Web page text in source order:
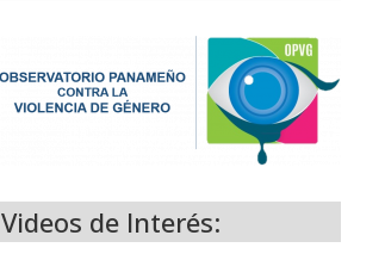
Videos de Interés: